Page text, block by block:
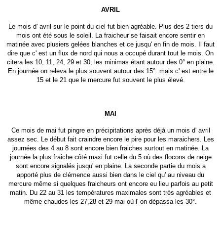
AVRIL
Le mois d' avril sur le point du ciel fut bien agréable. Plus des 2 tiers du
mois ont été sous le soleil. La fraicheur se faisait encore sentir en
matinée avec plusiers gelées blanches et ce jusqu' en fin de mois. Il faut
dire que c' est un flux de nord qui nous a occupé durant tout le mois. On
citera les 10, 11, 24, 29 et 30; les minimas étant autour des 0° en plaine.
En journée on releva le plus souvent autour des 15°. mais c' est entre le
15 et le 21 que le mercure fut souvent le plus élevé.
MAI
Ce mois de mai fut pingre en précipitations après déjà un mois d' avril
assez sec. Le début fait craindre encore le pire pour les maraichers. Les
journées des 4 au 8 sont encore bien fraiches surtout en matinée. La
journée la plus fraiche côté maxi fut celle du 5 où des flocons de neige
sont encore signalés jusqu' en plaine. La seconde partie du mois a
apporté plus de clémence aussi bien dans le ciel qu' au niveau du
mercure même si quelques fraicheurs ont encore eu lieu parfois au petit
matin. Du 22 au 31 les températures maximales sont très agréables et
même chaudes les 27,28 et 29 mai où l' on dépassa les 30°.